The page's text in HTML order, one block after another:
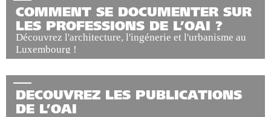
COMMENT SE DOCUMENTER SUR
LES PROFESSIONS DE L’OAI ?
Découvrez l'architecture, l'ingénerie et l'urbanisme au
Luxembourg !
DECOUVREZ LES PUBLICATIONS
DE L’OAI